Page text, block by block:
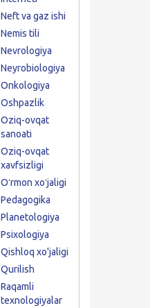
Neft va gaz ishi
Nemis tili
Nevrologiya
Neyrobiologiya
Onkologiya
Oshpazlik
Oziq-ovqat
sanoati
Oziq-ovqat
xavfsizligi
Oʻrmon xoʻjaligi
Pedagogika
Planetologiya
Psixologiya
Qishloq xo'jaligi
Qurilish
Raqamli
texnologiyalar